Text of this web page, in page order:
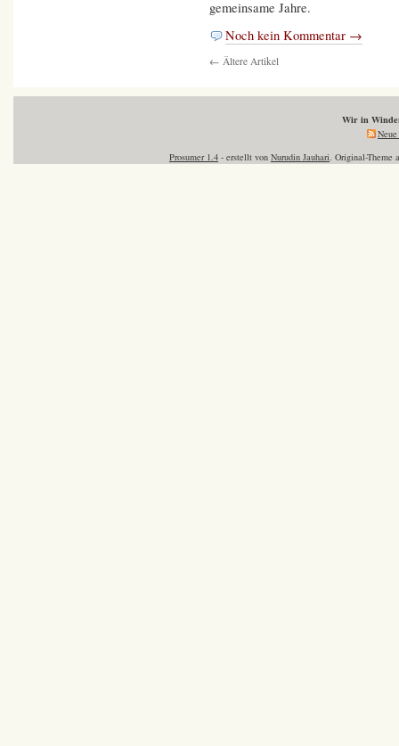
gemeinsame Jahre.
Noch kein Kommentar →
← Ältere Artikel
Wir in
Prosumer 1.4 - erstellt von Nurudin Jauhari. Original-Theme